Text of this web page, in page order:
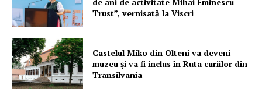
Trust”, vernisată la Viscri
Castelul Miko din Olteni va deveni
muzeu şi va fi inclus în Ruta curiilor din
Transilvania